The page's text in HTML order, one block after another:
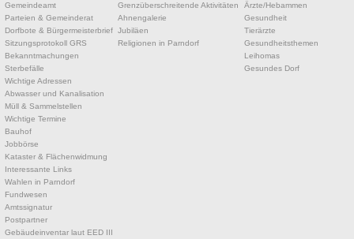
Gemeindeamt
Parteien & Gemeinderat
Dorfbote & Bürgermeisterbrief
Sitzungsprotokoll GRS
Bekanntmachungen
Sterbefälle
Wichtige Adressen
Abwasser und Kanalisation
Müll & Sammelstellen
Wichtige Termine
Bauhof
Jobbörse
Kataster & Flächenwidmung
Interessante Links
Wahlen in Parndorf
Fundwesen
Amtssignatur
Postpartner
Gebäudeinventar laut EED III
Grenzüberschreitende Aktivitäten
Ahnengalerie
Jubiläen
Religionen in Parndorf
Ärzte/Hebammen
Gesundheit
Tierärzte
Gesundheitsthemen
Leihomas
Gesundes Dorf